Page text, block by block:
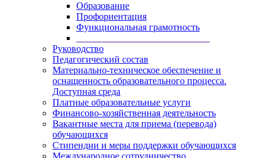
Образование
Профориентация
Функциональная грамотность
Руководство
Педагогический состав
Материально-техническое обеспечение и
оснащенность образовательного процесса.
Доступная среда
Платные образовательные услуги
Финансово-хозяйственная деятельность
Вакантные места для приема (перевода)
обучающихся
Стипендии и меры поддержки обучающихся
Международное сотрудничество